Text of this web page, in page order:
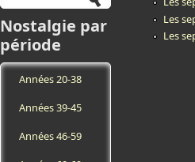
Nostalgie par
période
Années 20-38
Années 39-45
Années 46-59
Les
Les